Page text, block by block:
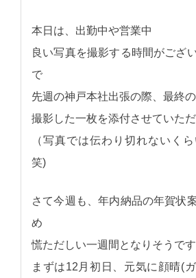
本日は、出勤中や営業中
良い写真を撮影する時間がござ
で
先週の神戸本社出張の際、最終
撮影した一枚を添付させていただ
（写真では伝わり切れないく
笑)
さて今週も、年内納品の年賀状
め
慌ただしい一週間となりそうで
まずは12月初日、元気に顔晴(